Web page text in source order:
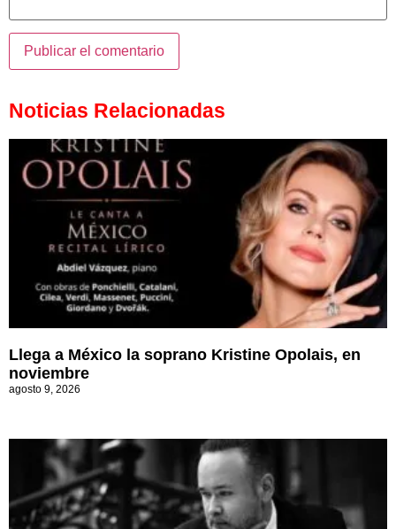
Noticias Relacionadas
Llega a México la soprano Kristine Opolais, en
noviembre
agosto 9, 2026